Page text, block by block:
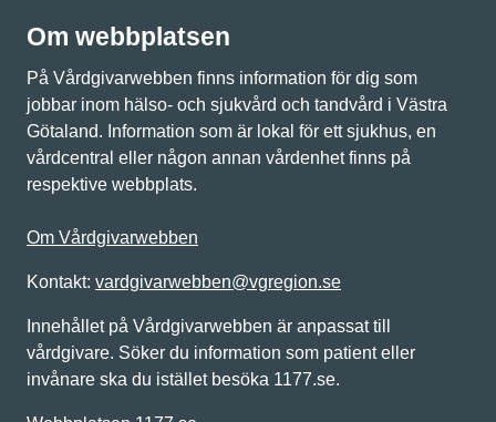
Om webbplatsen
På Vårdgivarwebben finns information för dig som
jobbar inom hälso- och sjukvård och tandvård i Västra
Götaland. Information som är lokal för ett sjukhus, en
vårdcentral eller någon annan vårdenhet finns på
respektive webbplats.
Om Vårdgivarwebben
Kontakt: vardgivarwebben@vgregion.se
Innehållet på Vårdgivarwebben är anpassat till
vårdgivare. Söker du information som patient eller
invånare ska du istället besöka 1177.se.